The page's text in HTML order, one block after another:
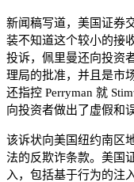
新闻稿写道， 美国证券
装不知道这个较小的接
投诉，佩里曼还向投资
理局的批准，并且是市
还指控 Perryman 就
向投资者做出了虚假和
该诉状向美国纽约南区
法的反欺诈条款。美国
入，包括基于行为的注